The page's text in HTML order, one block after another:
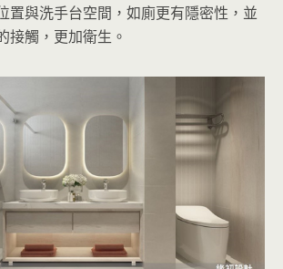
置與洗手台空間，如廁更有隱密性，並
接觸，更加衛生。